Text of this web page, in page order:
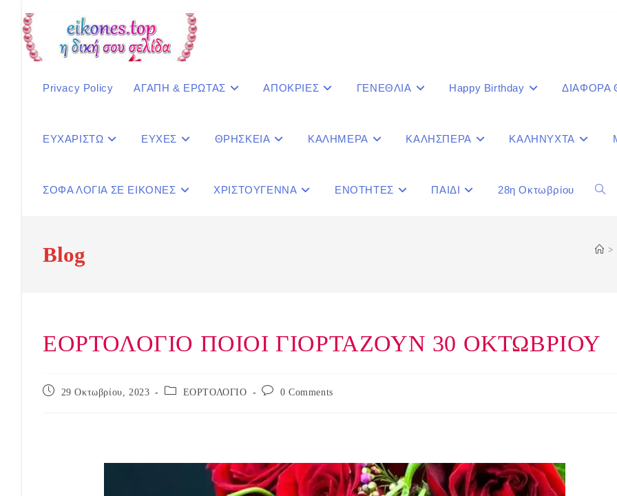
content
Privacy Policy ΑΓΑΠΗ & ΕΡΩΤΑΣ ΑΠΟΚΡΙΕΣ ΓΕΝΕΘΛΙΑ Happy Birthday ΔΙΑΦΟΡΑ
ΕΥΧΑΡΙΣΤΩ ΕΥΧΕΣ ΘΡΗΣΚΕΙΑ ΚΑΛΗΜΕΡΑ ΚΑΛΗΣΠΕΡΑ ΚΑΛΗΝΥΧΤΑ
ΣΟΦΑ ΛΟΓΙΑ ΣΕ ΕΙΚΟΝΕΣ ΧΡΙΣΤΟΥΓΕΝΝΑ ΕΝΟΤΗΤΕΣ ΠΑΙΔΙ 28η Οκτωβρίου
Blog >
ΕΟΡΤΟΛΟΓΙΟ ΠΟΙΟΙ ΓΙΟΡΤΑΖΟΥΝ 30 ΟΚΤΩΒΡΙΟΥ
Post
29 Οκτωβρίου, 2023
Post
ΕΟΡΤΟΛΟΓΙΟ
Post 0 Comments